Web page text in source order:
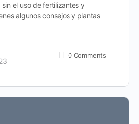
el uso de fertilizantes y
algunos consejos y plantas
0 Comments